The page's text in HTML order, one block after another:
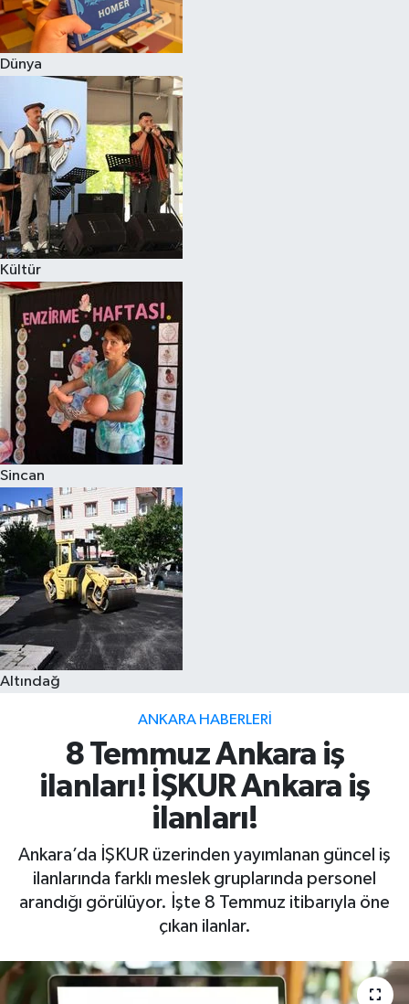
Dünya
Kültür
Sincan
Altındağ
ANKARA HABERLERI
8 Temmuz Ankara iş
ilanları! İŞKUR Ankara iş
ilanları!
Ankara’da İŞKUR üzerinden yayımlanan güncel iş
ilanlarında farklı meslek gruplarında personel
arandığı görülüyor. İşte 8 Temmuz itibarıyla öne
çıkan ilanlar.